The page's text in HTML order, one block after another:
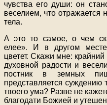
чувства его души: он
веселием, что отражается
тела.
А это то самое, о чем
елее». И в другом
цветет. Скажи мне:
духовной радости и
постник в земных
представляется суждению
твоего ума? Разве не
благодати Божией и